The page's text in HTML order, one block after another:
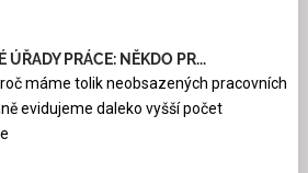
PRÁCE: NĚKDO PR...
máme tolik neobsazených pracovních
evidujeme daleko vyšší počet